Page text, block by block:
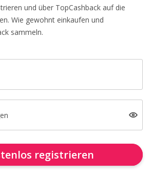
und über TopCashback auf die
Wie gewohnt einkaufen und
sammeln.
registrieren